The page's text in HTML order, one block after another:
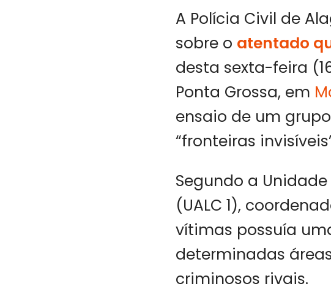
A Polícia Civil de
sobre o atentado
desta sexta-feira
Ponta Grossa, em
ensaio de um
“fronteiras
Segundo a
(UALC 1),
vítimas possuía
determinadas
criminosos rivais.